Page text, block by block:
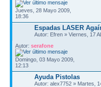
Jueves, 28 Mayo 2009,
18:36
Espadas LASER
Autor: Efren » Viernes, 17
Autor: serafone
Domingo, 03 Mayo 2009,
12:13
Ayuda Pistolas
Autor: alex7752 » Martes,